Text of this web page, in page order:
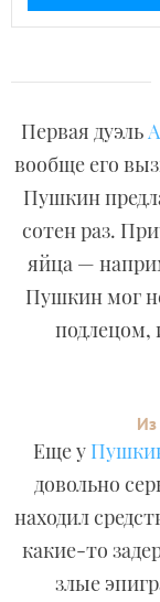
Первая дуэль
вообще его
Пушкин
сотен раз.
яйца —
Пушкин мог
подлецом,
Еще у
довольно
находил
какие-то
злые